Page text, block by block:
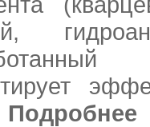
Подробнее